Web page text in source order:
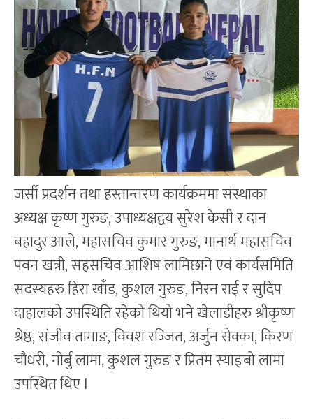
जर्सी प्रदर्शन तथा हस्तान्तरण कार्यक्रममा संस्थाका
अध्यक्ष कृष्ण गुरुङ, उपाध्यक्षद्वय सुरेश केसी र दान
बहादुर आले, महासचिव कुमार गुरुङ, मानार्थ महासचिव
पवन खत्री, सहसचिव आशिष लामिछाने एवं कार्यसमिति
सदस्यहरु हिरा खाँड, कुशल गुरुङ, निरन राई र सुदिप
दाहालको उपस्थिति रहेको थियो भने खेलाडीहरु श्रीकृष्ण
श्रेष्ठ, संजीव तामाङ, विवश रञ्‍जित, अर्जुन रोक्का, किरण
चौधरी, नोर्बु लामा, कुशल गुरुङ र प्रितम स्याङ्बो लामा
उपस्थित थिए l